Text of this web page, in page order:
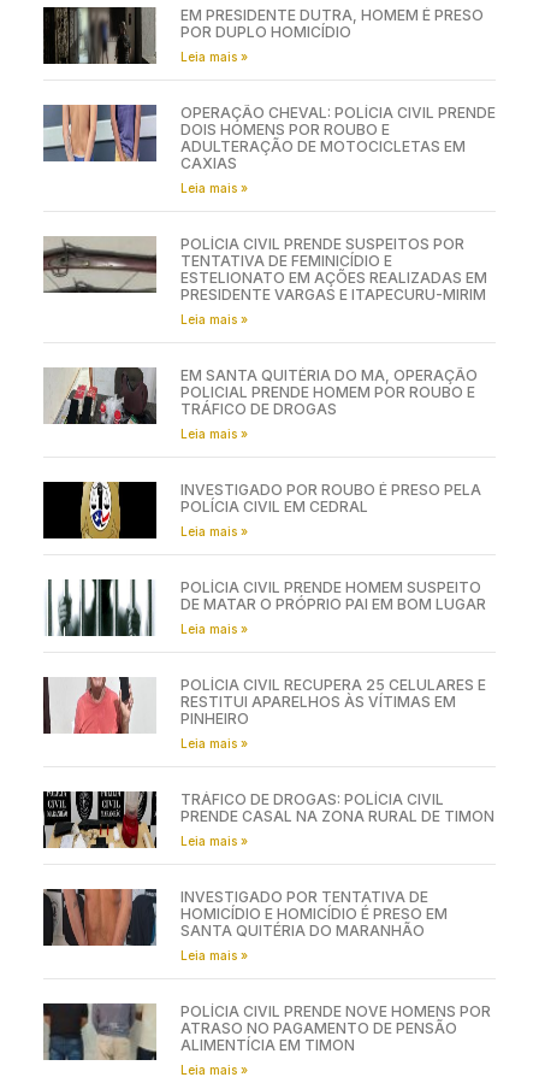
EM PRESIDENTE DUTRA, HOMEM É PRESO
POR DUPLO HOMICÍDIO
Leia mais »
OPERAÇÃO CHEVAL: POLÍCIA CIVIL PRENDE
DOIS HOMENS POR ROUBO E
ADULTERAÇÃO DE MOTOCICLETAS EM
CAXIAS
Leia mais »
POLÍCIA CIVIL PRENDE SUSPEITOS POR
TENTATIVA DE FEMINICÍDIO E
ESTELIONATO EM AÇÕES REALIZADAS EM
PRESIDENTE VARGAS E ITAPECURU-MIRIM
Leia mais »
EM SANTA QUITÉRIA DO MA, OPERAÇÃO
POLICIAL PRENDE HOMEM POR ROUBO E
TRÁFICO DE DROGAS
Leia mais »
INVESTIGADO POR ROUBO É PRESO PELA
POLÍCIA CIVIL EM CEDRAL
Leia mais »
POLÍCIA CIVIL PRENDE HOMEM SUSPEITO
DE MATAR O PRÓPRIO PAI EM BOM LUGAR
Leia mais »
POLÍCIA CIVIL RECUPERA 25 CELULARES E
RESTITUI APARELHOS ÀS VÍTIMAS EM
PINHEIRO
Leia mais »
TRÁFICO DE DROGAS: POLÍCIA CIVIL
PRENDE CASAL NA ZONA RURAL DE TIMON
Leia mais »
INVESTIGADO POR TENTATIVA DE
HOMICÍDIO E HOMICÍDIO É PRESO EM
SANTA QUITÉRIA DO MARANHÃO
Leia mais »
POLÍCIA CIVIL PRENDE NOVE HOMENS POR
ATRASO NO PAGAMENTO DE PENSÃO
ALIMENTÍCIA EM TIMON
Leia mais »